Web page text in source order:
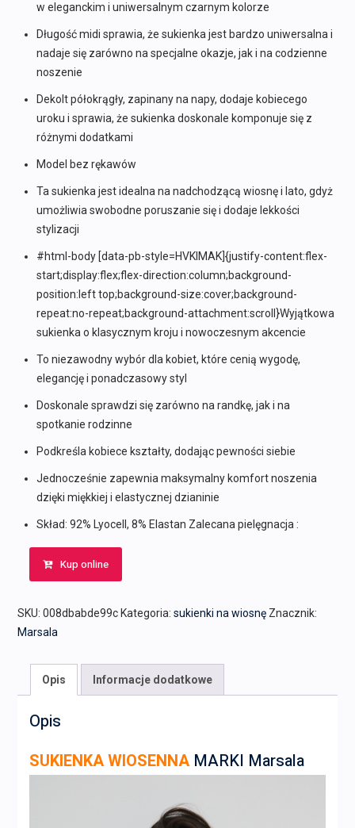
w eleganckim i uniwersalnym czarnym kolorze
Długość midi sprawia, że sukienka jest bardzo uniwersalna i
nadaje się zarówno na specjalne okazje, jak i na codzienne
noszenie
Dekolt półokrągły, zapinany na napy, dodaje kobiecego
uroku i sprawia, że sukienka doskonale komponuje się z
różnymi dodatkami
Model bez rękawów
Ta sukienka jest idealna na nadchodzącą wiosnę i lato, gdyż
umożliwia swobodne poruszanie się i dodaje lekkości
stylizacji
#html-body [data-pb-style=HVKIMAK]{justify-content:flex-
start;display:flex;flex-direction:column;background-
position:left top;background-size:cover;background-
repeat:no-repeat;background-attachment:scroll}Wyjątkowa
sukienka o klasycznym kroju i nowoczesnym akcencie
To niezawodny wybór dla kobiet, które cenią wygodę,
elegancję i ponadczasowy styl
Doskonale sprawdzi się zarówno na randkę, jak i na
spotkanie rodzinne
Podkreśla kobiece kształty, dodając pewności siebie
Jednocześnie zapewnia maksymalny komfort noszenia
dzięki miękkiej i elastycznej dzianinie
Skład: 92% Lyocell, 8% Elastan Zalecana pielęgnacja :
Kup online
SKU: 008dbabde99c Kategoria: sukienki na wiosnę Znacznik:
Marsala
Opis Informacje dodatkowe
Opis
SUKIENKA WIOSENNAMARKI Marsala